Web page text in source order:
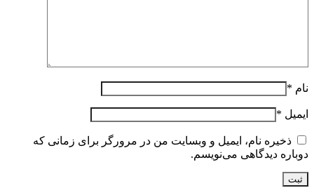
نام *
ایمیل *
ذخیره نام، ایمیل و وبسایت من در مرورگر برای زمانی که
دوباره دیدگاهی می‌نویسم.